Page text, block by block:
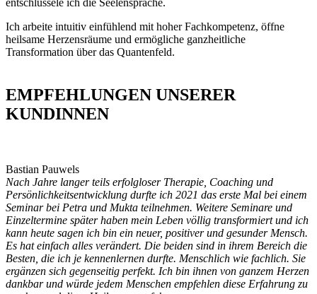
entschlüssele ich die Seelensprache.
Ich arbeite intuitiv einfühlend mit hoher Fachkompetenz, öffne
heilsame Herzensräume und ermögliche ganzheitliche
Transformation über das Quantenfeld.
EMPFEHLUNGEN UNSERER
KUNDINNEN
Bastian Pauwels
Nach Jahre langer teils erfolgloser Therapie, Coaching und
Persönlichkeitsentwicklung durfte ich 2021 das erste Mal bei einem
Seminar bei Petra und Mukta teilnehmen. Weitere Seminare und
Einzeltermine später haben mein Leben völlig transformiert und ich
kann heute sagen ich bin ein neuer, positiver und gesunder Mensch.
Es hat einfach alles verändert. Die beiden sind in ihrem Bereich die
Besten, die ich je kennenlernen durfte. Menschlich wie fachlich. Sie
ergänzen sich gegenseitig perfekt. Ich bin ihnen von ganzem Herzen
dankbar und würde jedem Menschen empfehlen diese Erfahrung zu